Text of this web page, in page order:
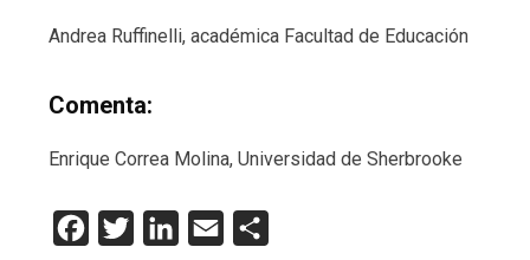
Andrea Ruffinelli, académica Facultad de Educación
Comenta:
Enrique Correa Molina, Universidad de Sherbrooke
Facebook
Twitter LinkedInEmail